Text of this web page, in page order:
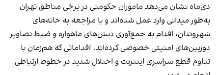
دی‌ماه نشان می‌دهد ماموران حکومتی در برخی مناطق تهران
به‌طور میدانی وارد عمل شده‌اند و با مراجعه به خانه‌های
شهروندان، اقدام به جمع‌آوری دیش‌های ماهواره و ضبط تصاویر
دوربین‌های امنیتی خصوصی کرده‌اند. اقداماتی که هم‌زمان با
تداوم قطع سراسری اینترنت و اختلال شدید در خطوط ارتباطی